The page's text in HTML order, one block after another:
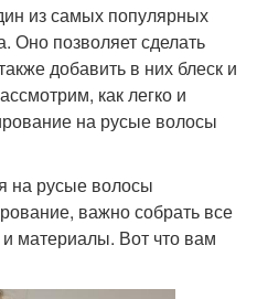
из самых популярных
Оно позволяет сделать
добавить в них блеск и
как легко и
на русые волосы
на русые волосы
важно собрать все
материалы. Вот что вам